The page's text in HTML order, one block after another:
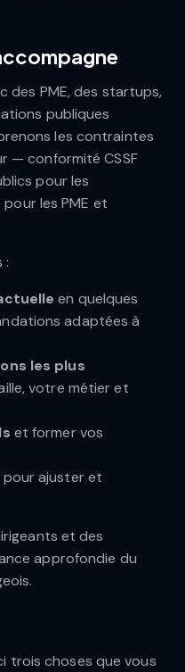
des PME, des startups,
publiques
les contraintes
— conformité CSSF
pour les
les PME et
:
en quelques
adaptées à
les plus
votre métier et
et former vos
pour ajuster et
et des
approfondie du
trois choses que vous